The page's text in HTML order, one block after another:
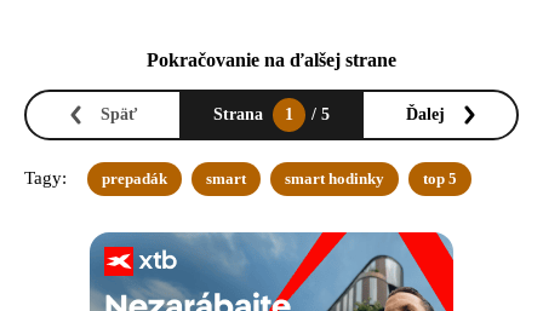
Pokračovanie na ďalšej strane
Späť Strana 1 / 5 Ďalej
Tagy: prepadák smart smart hodinky top 5